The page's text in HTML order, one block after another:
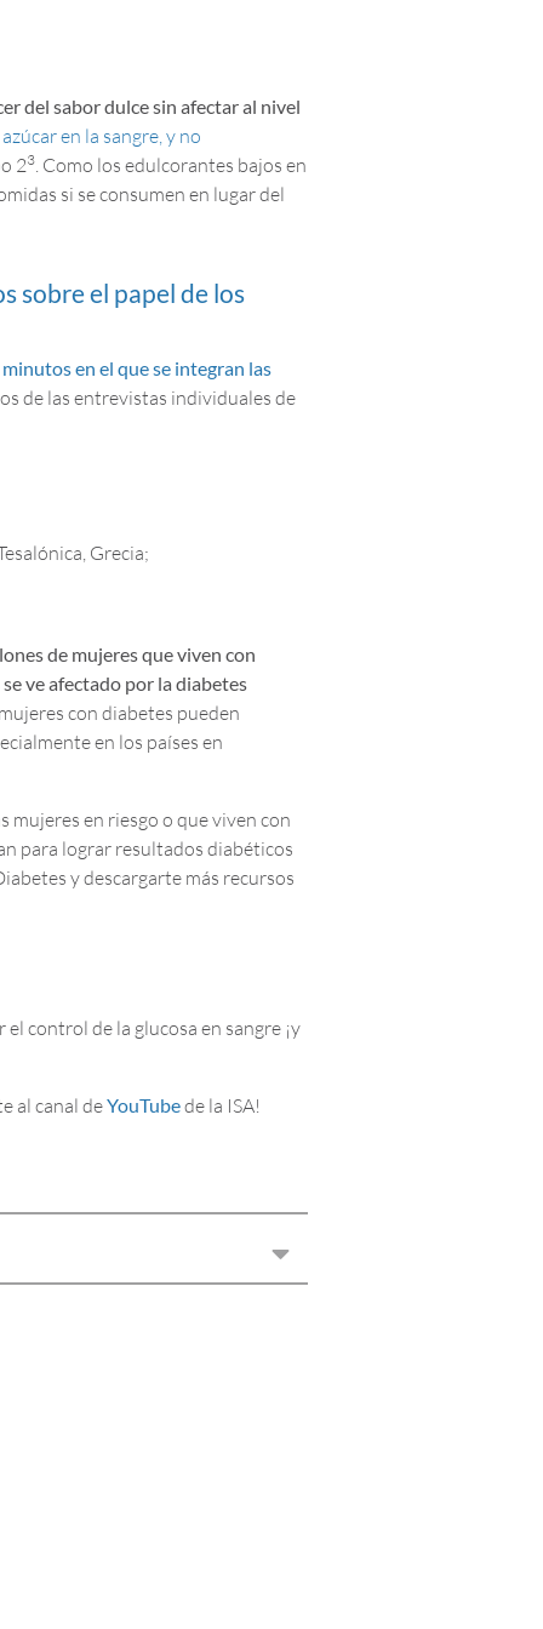
del sabor dulce sin afectar al nivel
en la sangre, y no
23. Como los edulcorantes bajos en
si se consumen en lugar del
sobre el papel de los
en el que se integran las
de las entrevistas individuales de
Grecia;
de mujeres que viven con
ve afectado por la diabetes
con diabetes pueden
en los países en
en riesgo o que viven con
para lograr resultados diabéticos
y descargarte más recursos
control de la glucosa en sangre ¡y
al canal deYouTubede la ISA!